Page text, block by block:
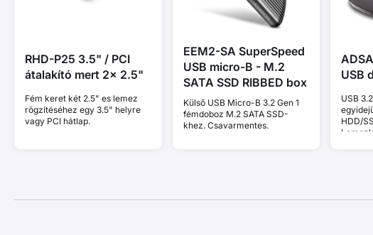
RHD-P25 3.5" / PCI
átalakító mert 2x 2.5"
Fém keret két 2.5" es lemez
rögzítéséhez egy 3.5" helyre
vagy PCI hátlap.
EEM2-SA SuperSpeed
USB micro-B - M.2
SATA SSD RIBBED box
Külső USB Micro-B 3.2 Gen 1
fémdoboz M.2 SATA SSD-
khez. Csavarmentes.
USB
USB
HDD/